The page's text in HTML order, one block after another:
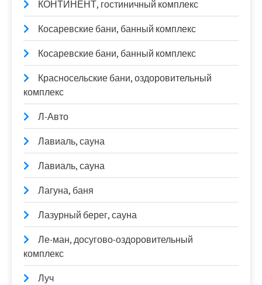
КОНТИНЕНТ, гостиничный комплекс
Косаревские бани, банный комплекс
Косаревские бани, банный комплекс
Красносельские бани, оздоровительный
комплекс
Л-Авто
Лавиаль, сауна
Лавиаль, сауна
Лагуна, баня
Лазурный берег, сауна
Ле-ман, досугово-оздоровительный
комплекс
Луч